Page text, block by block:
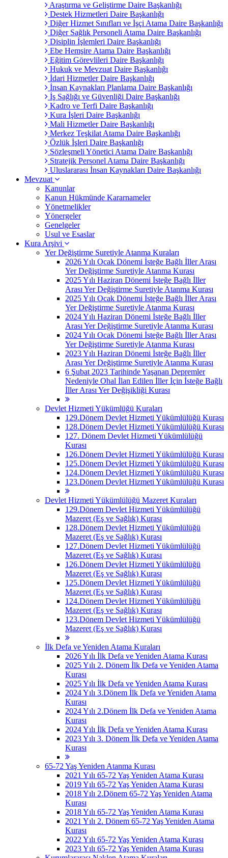
Araştırma ve Geliştirme Daire Başkanlığı
Destek Hizmetleri Daire Başkanlığı
Diğer Hizmet Sınıfları ve İşçi Atama Daire Başkanlığı
Diğer Sağlık Personeli Atama Daire Başkanlığı
Disiplin İşlemleri Daire Başkanlığı
Ebe Hemşire Atama Daire Başkanlığı
Eğitim Görevlileri Daire Başkanlığı
Hukuk ve Mevzuat Daire Başkanlığı
İdari Hizmetler Daire Başkanlığı
İnsan Kaynakları Planlama Daire Başkanlığı
İş Sağlığı ve Güvenliği Daire Başkanlığı
Kadro ve Terfi Daire Başkanlığı
Kura İşleri Daire Başkanlığı
Mali Hizmetler Daire Başkanlığı
Merkez Teşkilat Atama Daire Başkanlığı
Özlük İşleri Daire Başkanlığı
Sözleşmeli Yönetici Atama Daire Başkanlığı
Stratejik Personel Atama Daire Başkanlığı
Uluslararası İnsan Kaynakları Daire Başkanlığı
Mevzuat
Kanunlar
Kanun Hükmünde Kararnameler
Yönetmelikler
Yönergeler
Genelgeler
Usul ve Esaslar
Kura Arşivi
Yer Değiştirme Suretiyle Atanma Kuraları
2026 Yılı Ocak Dönemi İsteğe Bağlı İller Arası
Yer Değiştirme Suretiyle Atanma Kurası
2025 Yılı Haziran Dönemi İsteğe Bağlı İller
Arası Yer Değiştirme Suretiyle Atanma Kurası
2025 Yılı Ocak Dönemi İsteğe Bağlı İller Arası
Yer Değiştirme Suretiyle Atanma Kurası
2024 Yılı Haziran Dönemi İsteğe Bağlı İller
Arası Yer Değiştirme Suretiyle Atanma Kurası
2024 Yılı Ocak Dönemi İsteğe Bağlı İller Arası
Yer Değiştirme Suretiyle Atanma Kurası
2023 Yılı Haziran Dönemi İsteğe Bağlı İller
Arası Yer Değiştirme Suretiyle Atanma Kurası
6 Şubat 2023 Tarihinde Yaşanan Depremler
Nedeniyle Ohal İlan Edilen İller İçin İsteğe Bağlı
İller Arası Yer Değişikliği Kurası
Devlet Hizmeti Yükümlüğü Kuraları
129.Dönem Devlet Hizmeti Yükümlülüğü Kurası
128.Dönem Devlet Hizmeti Yükümlülüğü Kurası
127. Dönem Devlet Hizmeti Yükümlülüğü
Kurası
126.Dönem Devlet Hizmeti Yükümlülüğü Kurası
125.Dönem Devlet Hizmeti Yükümlülüğü Kurası
124.Dönem Devlet Hizmeti Yükümlülüğü Kurası
123.Dönem Devlet Hizmeti Yükümlülüğü Kurası
Devlet Hizmeti Yükümlülüğü Mazeret Kuraları
129.Dönem Devlet Hizmeti Yükümlülüğü
Mazeret (Eş ve Sağlık) Kurası
128.Dönem Devlet Hizmeti Yükümlülüğü
Mazeret (Eş ve Sağlık) Kurası
127.Dönem Devlet Hizmeti Yükümlülüğü
Mazeret (Eş ve Sağlık) Kurası
126.Dönem Devlet Hizmeti Yükümlülüğü
Mazeret (Eş ve Sağlık) Kurası
125.Dönem Devlet Hizmeti Yükümlülüğü
Mazeret (Eş ve Sağlık) Kurası
124.Dönem Devlet Hizmeti Yükümlülüğü
Mazeret (Eş ve Sağlık) Kurası
123.Dönem Devlet Hizmeti Yükümlülüğü
Mazeret (Eş ve Sağlık) Kurası
İlk Defa ve Yeniden Atama Kuraları
2026 Yılı İlk Defa ve Yeniden Atama Kurası
2025 Yılı 2. Dönem İlk Defa ve Yeniden Atama
Kurası
2025 Yılı İlk Defa ve Yeniden Atama Kurası
2024 Yılı 3.Dönem İlk Defa ve Yeniden Atama
Kurası
2024 Yılı 2.Dönem İlk Defa ve Yeniden Atama
Kurası
2024 Yılı İlk Defa ve Yeniden Atama Kurası
2023 Yılı 3. Dönem İlk Defa ve Yeniden Atama
Kurası
65-72 Yaş Yeniden Atanma Kurası
2021 Yılı 65-72 Yaş Yeniden Atama Kurası
2019 Yılı 65-72 Yaş Yeniden Atama Kurası
2018 Yılı 2.Dönem 65-72 Yaş Yeniden Atama
Kurası
2018 Yılı 65-72 Yaş Yeniden Atama Kurası
2021 Yılı 2. Dönem 65-72 Yaş Yeniden Atama
Kurası
2022 Yılı 65-72 Yaş Yeniden Atama Kurası
2023 Yılı 65-72 Yaş Yeniden Atama Kurası